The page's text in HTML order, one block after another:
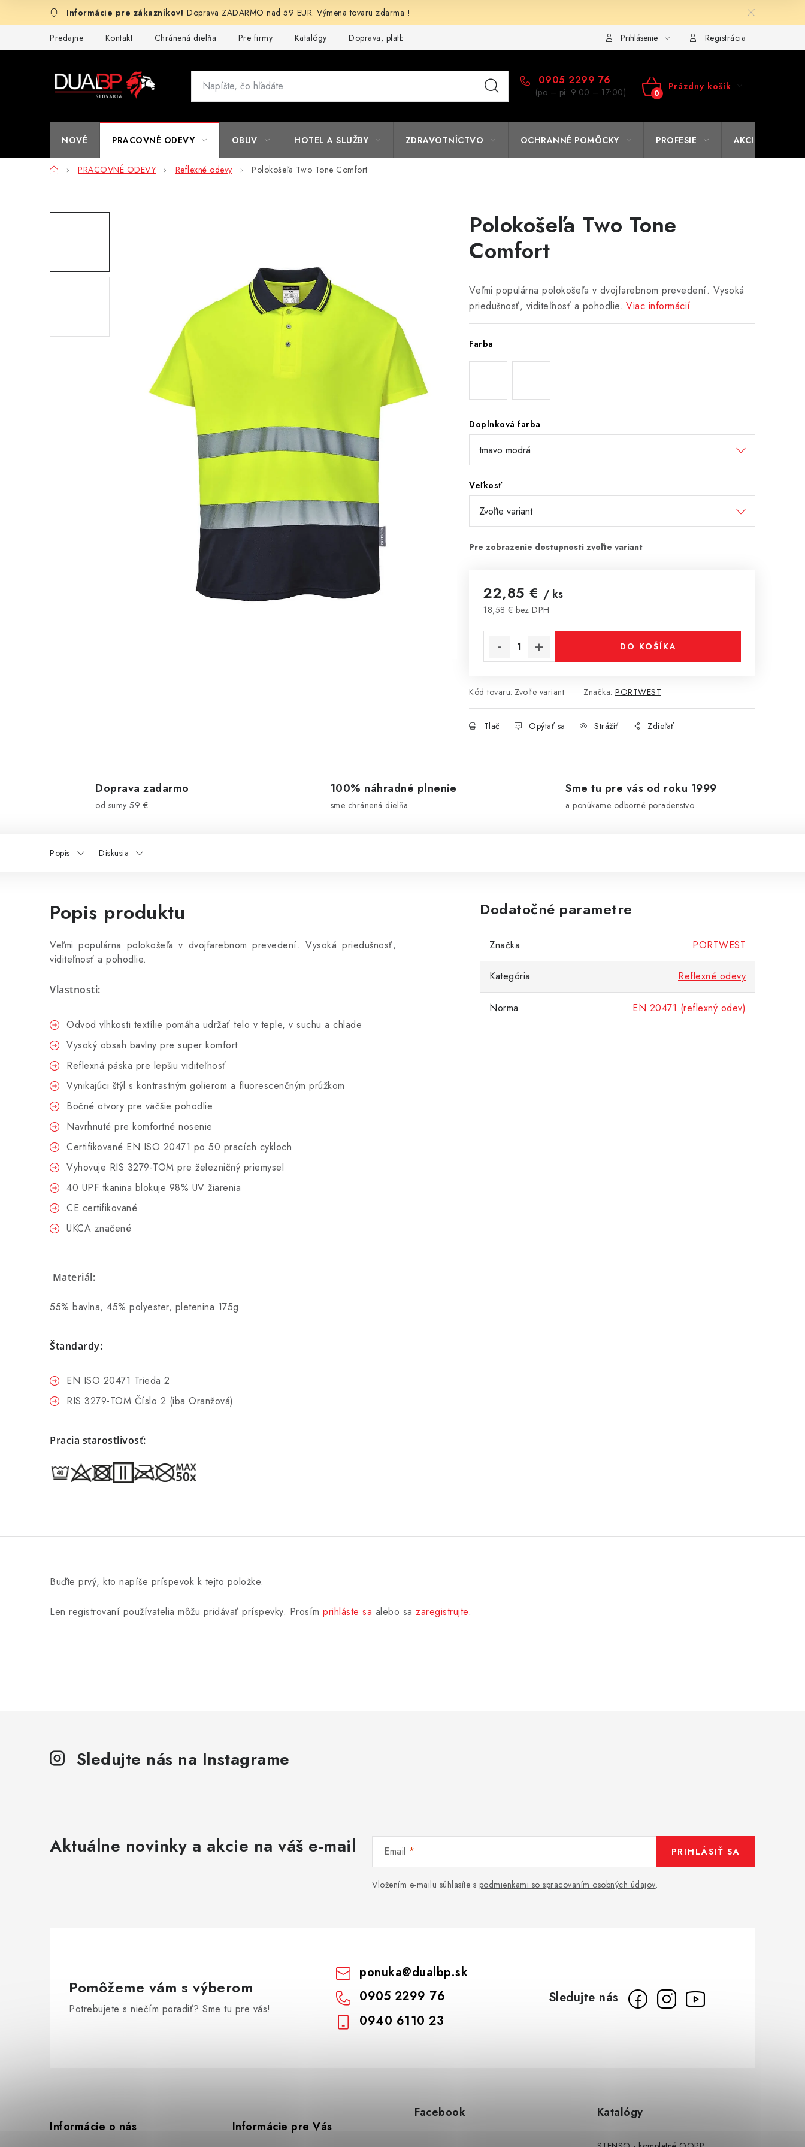
Doprava ZADARMO nad 59 EUR. Výmena tovaru zdarma !
Predajne Kontakt Chránená dielňa Pre firmy Katalógy Doprava, platba a zľavy Formulár na výmenu tovaru Kto sme Reklamačný poriadok
Prihlásenie Registrácia
0905 2299 76
(po – pi: 9:00 – 17:00)
NÁKUPNÝ
Prázdny košík
NOVÉ PRACOVNÉ ODEVY OBUV HOTEL A SLUŽBY ZDRAVOTNÍCTVO OCHRANNÉ POMÔCKY PROFESIE AKCIE
DomovPRACOVNÉ ODEVY Reflexné odevy Polokošeľa Two Tone Comfort
Polokošeľa Two Tone
Comfort
Veľmi populárna polokošeľa v dvojfarebnom prevedení. Vysoká
priedušnosť, viditeľnosť a pohodlie. Viac informácií
Farba
Doplnková farba
Veľkosť
22,85 € / ks
18,58 € bez DPH
DO KOŠÍKA
Kód tovaru: Zvoľte variant Značka: PORTWEST
Tlač Opýtať sa Strážiť Zdieľať
Doprava zadarmo
od sumy 59 €
100% náhradné plnenie
sme chránená dielňa
Sme tu pre vás od roku 1999
a ponúkame odborné poradenstvo
Popis Diskusia
Popis produktu
Veľmi populárna polokošeľa v dvojfarebnom prevedení. Vysoká priedušnosť,
viditeľnosť a pohodlie.
Vlastnosti:
Odvod vlhkosti textílie pomáha udržať telo v teple, v suchu a chlade
Vysoký obsah bavlny pre super komfort
Reflexná páska pre lepšiu viditeľnosť
Vynikajúci štýl s kontrastným golierom a fluorescenčným prúžkom
Bočné otvory pre väčšie pohodlie
Navrhnuté pre komfortné nosenie
Certifikované EN ISO 20471 po 50 pracích cykloch
Vyhovuje RIS 3279-TOM pre železničný priemysel
40 UPF tkanina blokuje 98% UV žiarenia
CE certifikované
UKCA značené
Materiál:
55% bavlna, 45% polyester, pletenina 175g
Štandardy:
EN ISO 20471 Trieda 2
RIS 3279-TOM Číslo 2 (iba Oranžová)
Pracia starostlivosť:
Dodatočné parametre
Značka PORTWEST
Kategória Reflexné odevy
Norma EN 20471 (reflexný odev)
Buďte prvý, kto napíše príspevok k tejto položke.
Len registrovaní používatelia môžu pridávať príspevky. Prosím prihláste sa alebo sa zaregistrujte.
Sledujte nás na Instagrame
Aktuálne novinky a akcie na váš e-mail Email
Vložením e-mailu súhlasíte s podmienkami so spracovaním osobných údajov.
PRIHLÁSIŤ SA
Pomôžeme vám s výberom
Potrebujete s niečím poradiť? Sme tu pre vás!
ponuka@dualbp.sk
0905 2299 76
0940 6110 23
Informácie o nás Informácie pre Vás
Facebook Katalógy